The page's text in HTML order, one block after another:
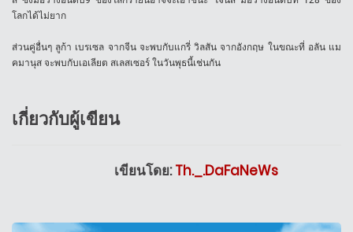
โลกได้ไม่ยาก
ส่วนคู่อื่นๆ ลูก้า เบรเซล จากจีน จะพบกับแกรี่ วิลสัน จากอังกฤษ ในขณะที่ อลัน แม
คมานุส จะพบกับเอเลียต สเลสเซอร์ ในวันพุธนี้เช่นกัน
เกี่ยวกับผู้เขียน
เขียนโดย:Th._.DaFaNeWs